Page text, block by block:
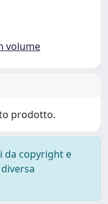
volume
prodotto.
da copyright e